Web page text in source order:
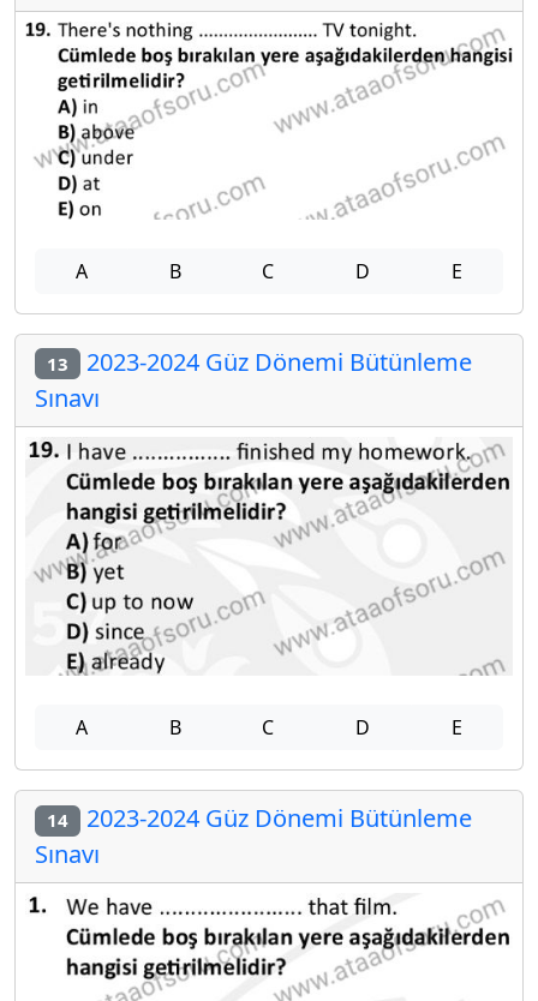
A B C D E
13 2023-2024 Güz Dönemi Bütünleme
Sınavı
A B C D E
14 2023-2024 Güz Dönemi Bütünleme
Sınavı